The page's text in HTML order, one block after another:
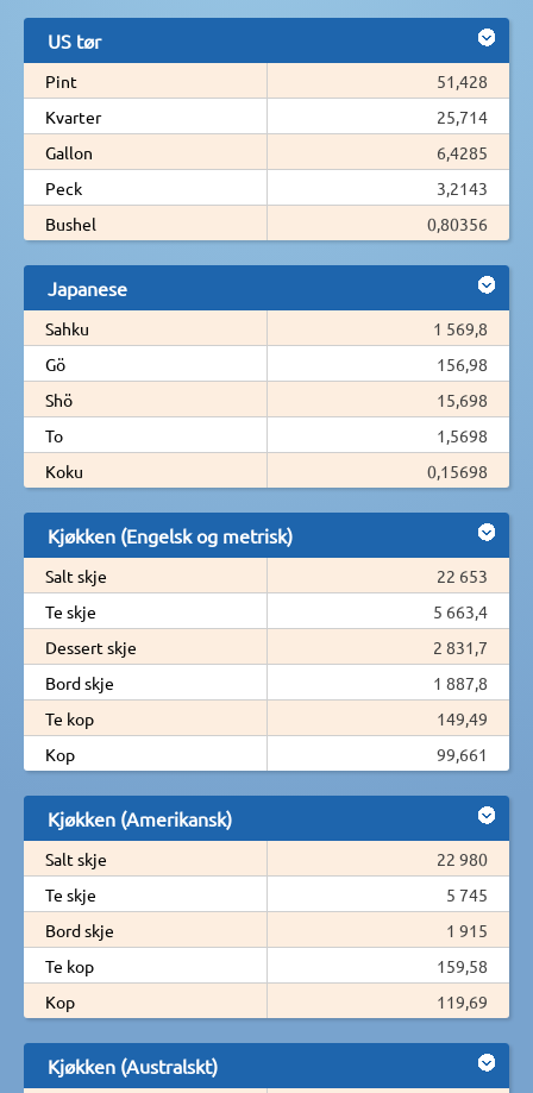
US tør
Pint
51,428
Kvarter
25,714
Gallon
6,4285
Peck
3,2143
Bushel
0,80356
Japanese
Sahku
1 569,8
Gö
156,98
Shö
15,698
To
1,5698
Koku
0,15698
Kjøkken (Engelsk og metrisk)
Salt skje
22 653
Te skje
5 663,4
Dessert skje
2 831,7
Bord skje
1 887,8
Te kop
149,49
Kop
99,661
Kjøkken (Amerikansk)
Salt skje
22 980
Te skje
5 745
Bord skje
1 915
Te kop
159,58
Kop
119,69
Kjøkken (Australskt)